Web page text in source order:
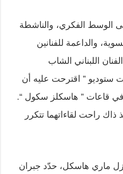
الوسط الفكري، والناشطة
والداعمة للفنانين
اللبناني الشاب
ستوديو ” اقترحت عليه أن
قاعات ” هاسكلز سكول “.
راحت لقاءاتهما تتكرر
” وفي منزل ماري هاسكل، حدّد جبران